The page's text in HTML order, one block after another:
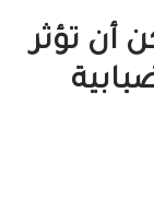
أن تؤثر